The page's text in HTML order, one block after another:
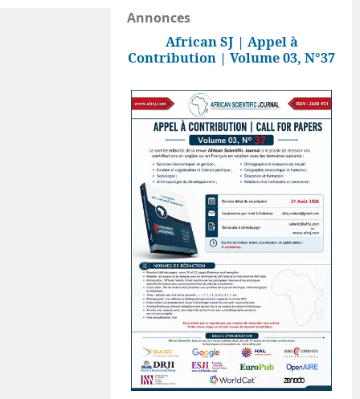
Annonces
African SJ | Appel à
Contribution | Volume 03, N°37